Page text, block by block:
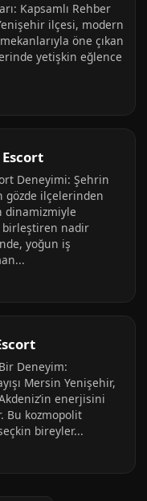
Kapsamlı Rehber
ilçesi, modern
öne çıkan
yetişkin eğlence
Deneyimi: Şehrin
gözde ilçelerinden
dinamizmiyle
birleştiren nadir
yoğun iş
Deneyim:
Mersin Yenişehir,
enerjisini
Bu kozmopolit
bireyler...